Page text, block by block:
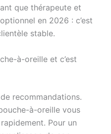
que thérapeute et
en 2026 : c’est
stable.
à-oreille et c’est
recommandations.
à-oreille vous
Pour un